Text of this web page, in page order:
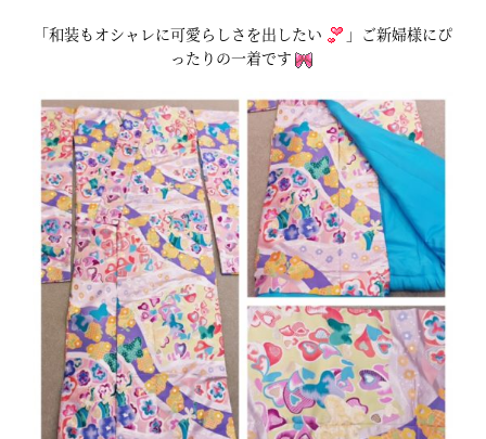
「和装もオシャレに可愛らしさを出したい
」ご新婦様にぴ
ったりの一着です